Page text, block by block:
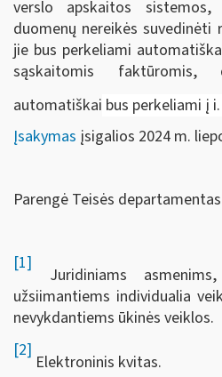
verslo apskaitos
duomenų nereikės
jie bus perkeliami
sąskaitomis
automatiškai bus perkeliami į i.
Įsakymas įsigalios 2024 m.
Parengė Teisės departamentas
[1]
Juridiniams
užsiimantiems individualia
nevykdantiems ūkinės veiklos.
[2]
Elektroninis kvitas.